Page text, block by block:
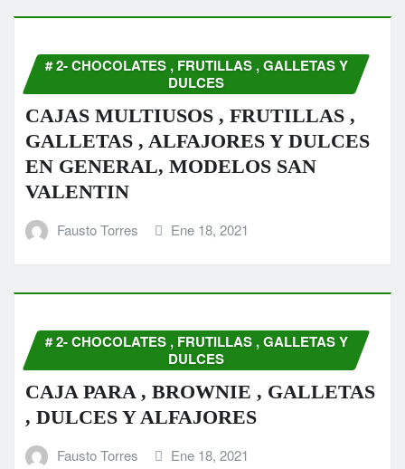
# 2- CHOCOLATES , FRUTILLAS , GALLETAS Y
DULCES
CAJAS MULTIUSOS , FRUTILLAS ,
GALLETAS , ALFAJORES Y DULCES
EN GENERAL, MODELOS SAN
VALENTIN
Fausto Torres Ene 18, 2021
# 2- CHOCOLATES , FRUTILLAS , GALLETAS Y
DULCES
CAJA PARA , BROWNIE , GALLETAS
, DULCES Y ALFAJORES
Fausto Torres Ene 18, 2021